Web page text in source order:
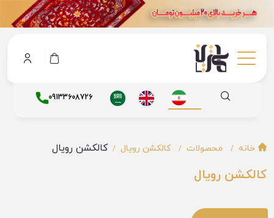
09133608726
خانه محصولات کالکشن رویال کالکشن رویال
کالکشن رویال